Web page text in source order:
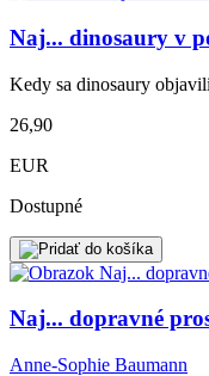
Naj... dinosaury v
Kedy sa dinosaury
26,90
EUR
Dostupné
Naj... dopravné
Anne-Sophie Baumann